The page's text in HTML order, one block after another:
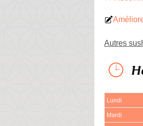
Autres
Lundi
Mardi